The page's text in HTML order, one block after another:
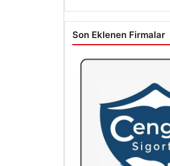
Son Eklenen Firmalar